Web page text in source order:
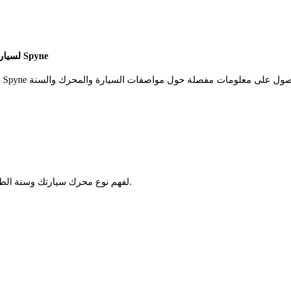
فك تشفير رقم تعريف المركبة (VIN) لسيارتك بونتياك باستخدام أداة Spyne
قم بمراجعة رقم VIN الخاص بسيارة Pontiac لفهم نوع محرك سيارتك وسنة الطراز وموقع الإنتاج.